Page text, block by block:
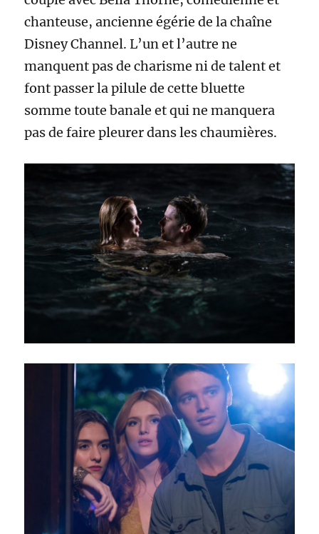
chanteuse, ancienne égérie de la chaîne
Disney Channel. L’un et l’autre ne
manquent pas de charisme ni de talent et
font passer la pilule de cette bluette
somme toute banale et qui ne manquera
pas de faire pleurer dans les chaumières.